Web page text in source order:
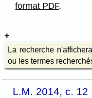
format PDF.
La recherche
ou les termes
L.M. 2014, c. 12